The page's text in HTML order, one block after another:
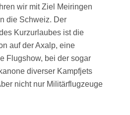
wir mit Ziel Meiringen
die Schweiz. Der
Kurzurlaubes ist die
auf der Axalp, eine
Flugshow, bei der sogar
diverser Kampfjets
nicht nur Militärflugzeuge